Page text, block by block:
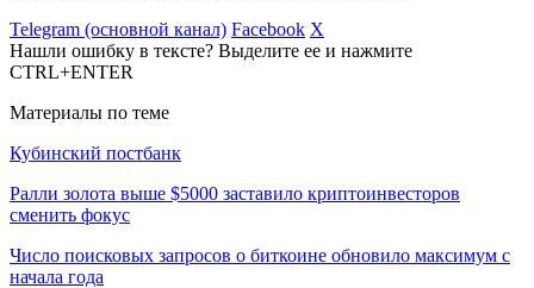
Telegram (основной канал) Facebook X
Нашли ошибку в тексте? Выделите ее и нажмите
CTRL+ENTER
Материалы по теме
Кубинский постбанк
Ралли золота выше $5000 заставило криптоинвесторов
сменить фокус
Число поисковых запросов о биткоине обновило максимум с
начала года